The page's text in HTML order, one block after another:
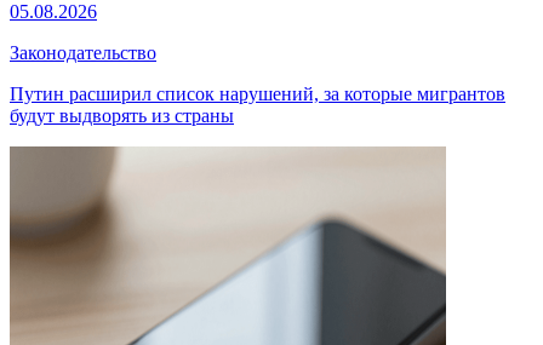
05.08.2026
Законодательство
Путин расширил список нарушений, за которые мигрантов
будут выдворять из страны